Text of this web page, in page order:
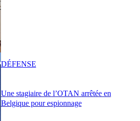
Une stagiaire de l’OTAN arrêtée en
Belgique pour espionnage
DÉFENSE